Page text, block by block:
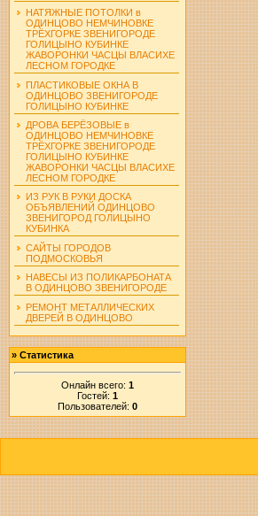
НАТЯЖНЫЕ ПОТОЛКИ в
ОДИНЦОВО НЕМЧИНОВКЕ
ТРЁХГОРКЕ ЗВЕНИГОРОДЕ
ГОЛИЦЫНО КУБИНКЕ
ЖАВОРОНКИ ЧАСЦЫ ВЛАСИХЕ
ЛЕСНОМ ГОРОДКЕ
ПЛАСТИКОВЫЕ ОКНА В
ОДИНЦОВО ЗВЕНИГОРОДЕ
ГОЛИЦЫНО КУБИНКЕ
ДРОВА БЕРЁЗОВЫЕ в
ОДИНЦОВО НЕМЧИНОВКЕ
ТРЁХГОРКЕ ЗВЕНИГОРОДЕ
ГОЛИЦЫНО КУБИНКЕ
ЖАВОРОНКИ ЧАСЦЫ ВЛАСИХЕ
ЛЕСНОМ ГОРОДКЕ
ИЗ РУК В РУКИ ДОСКА
ОБЪЯВЛЕНИЙ ОДИНЦОВО
ЗВЕНИГОРОД ГОЛИЦЫНО
КУБИНКА
САЙТЫ ГОРОДОВ
ПОДМОСКОВЬЯ
НАВЕСЫ ИЗ ПОЛИКАРБОНАТА
В ОДИНЦОВО ЗВЕНИГОРОДЕ
РЕМОНТ МЕТАЛЛИЧЕСКИХ
ДВЕРЕЙ В ОДИНЦОВО
» Статистика
Онлайн всего: 1
Гостей: 1
Пользователей: 0